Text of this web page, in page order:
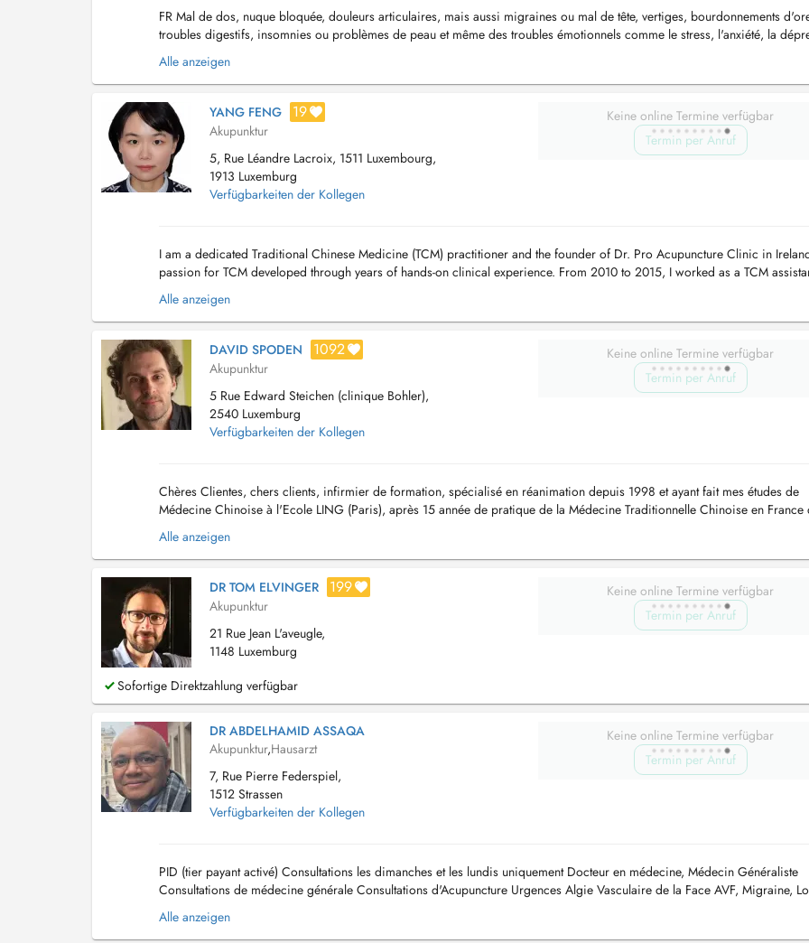
FR Mal de dos, nuque bloquée, douleurs articulaires, mais aussi migraines ou mal de tête, vertiges, bourdonnements
troubles digestifs, insomnies ou problèmes de peau et même des troubles émotionnels comme le stress, l'anxiété, la
peuvent persister et affecter votre quotidien...
Alle anzeigen
YANG FENG 19
Akupunktur
5, Rue Léandre Lacroix, 1511 Luxembourg,
1913 Luxemburg
Verfügbarkeiten der Kollegen
Keine online Termine verfügbar
Termin per Anruf
I am a dedicated Traditional Chinese Medicine (TCM) practitioner and the founder of Dr. Pro Acupuncture Clinic in
passion for TCM developed through years of hands-on clinical experience. From 2010 to 2015, I worked as a TCM
alongside experienced practitioners in Ireland. In 20...
Alle anzeigen
DAVID SPODEN 1092
Akupunktur
5 Rue Edward Steichen (clinique Bohler),
2540 Luxemburg
Verfügbarkeiten der Kollegen
Keine online Termine verfügbar
Termin per Anruf
Chères Clientes, chers clients, infirmier de formation, spécialisé en réanimation depuis 1998 et ayant fait mes études de
Médecine Chinoise à l'Ecole LING (Paris), après 15 année de pratique de la Médecine Traditionnelle Chinoise en France
mon cabinet de Yutz, je suis arrivé à Luxembourg Vi...
Alle anzeigen
DR TOM ELVINGER 199
Akupunktur
21 Rue Jean L'aveugle,
1148 Luxemburg
Keine online Termine verfügbar
Termin per Anruf
Sofortige Direktzahlung verfügbar
DR ABDELHAMID ASSAQA
Akupunktur,Hausarzt
7, Rue Pierre Federspiel,
1512 Strassen
Verfügbarkeiten der Kollegen
Keine online Termine verfügbar
Termin per Anruf
PID (tier payant activé) Consultations les dimanches et les lundis uniquement Docteur en médecine, Médecin Généraliste
Consultations de médecine générale Consultations d'Acupuncture Urgences Algie Vasculaire de la Face AVF, Migraine,
par acupuncture L'acupuncture est utilisé pour...
Alle anzeigen